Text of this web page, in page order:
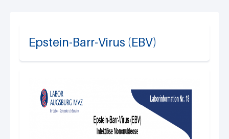
Epstein-Barr-Virus (EBV)